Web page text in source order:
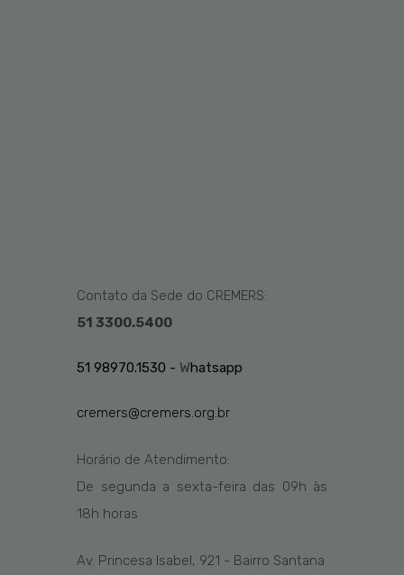
Contato da Sede do CREMERS:
51 3300.5400
51 98970.1530 - Whatsapp
cremers@cremers.org.br
Horário de Atendimento:
De segunda a sexta-feira das 09h às
18h horas
Av. Princesa Isabel, 921 - Bairro Santana